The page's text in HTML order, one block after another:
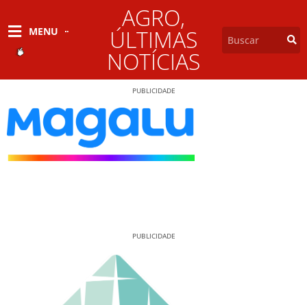
MENU AGRO,
ÚLTIMAS
NOTÍCIAS
PUBLICIDADE
PUBLICIDADE